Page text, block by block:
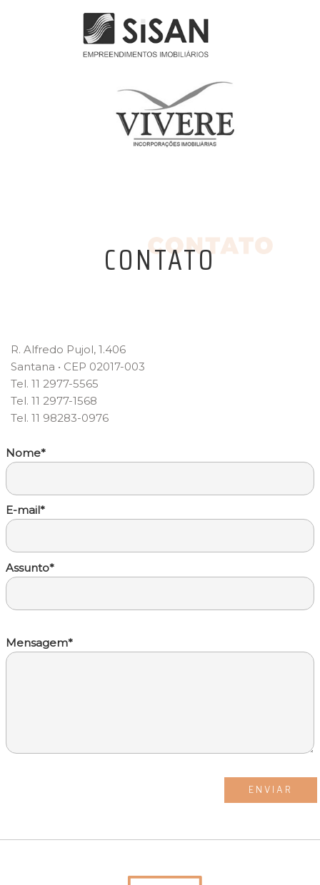
CONTATO
R. Alfredo Pujol, 1.406
Santana • CEP 02017-003
Tel. 11 2977-5565
Tel. 11 2977-1568
Tel. 11 98283-0976
Nome*
E-mail*
Assunto*
Mensagem*